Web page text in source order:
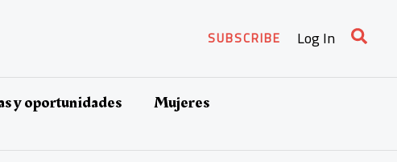
SUBSCRIBE Log In
y oportunidades
Mujeres